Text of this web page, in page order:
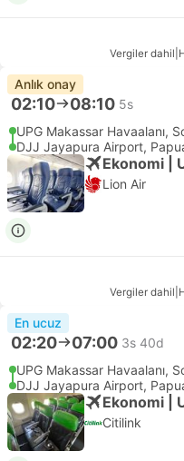
Vergiler dahil
Anlık onay
02:10 08:10 5s
UPG Makassar Havaalanı,
DJJ Jayapura Airport,
Ekonomi |
Lion Air
Vergiler dahil
En ucuz
02:20 07:00 3s 40d
UPG Makassar Havaalanı,
DJJ Jayapura Airport,
Ekonomi |
Citilink